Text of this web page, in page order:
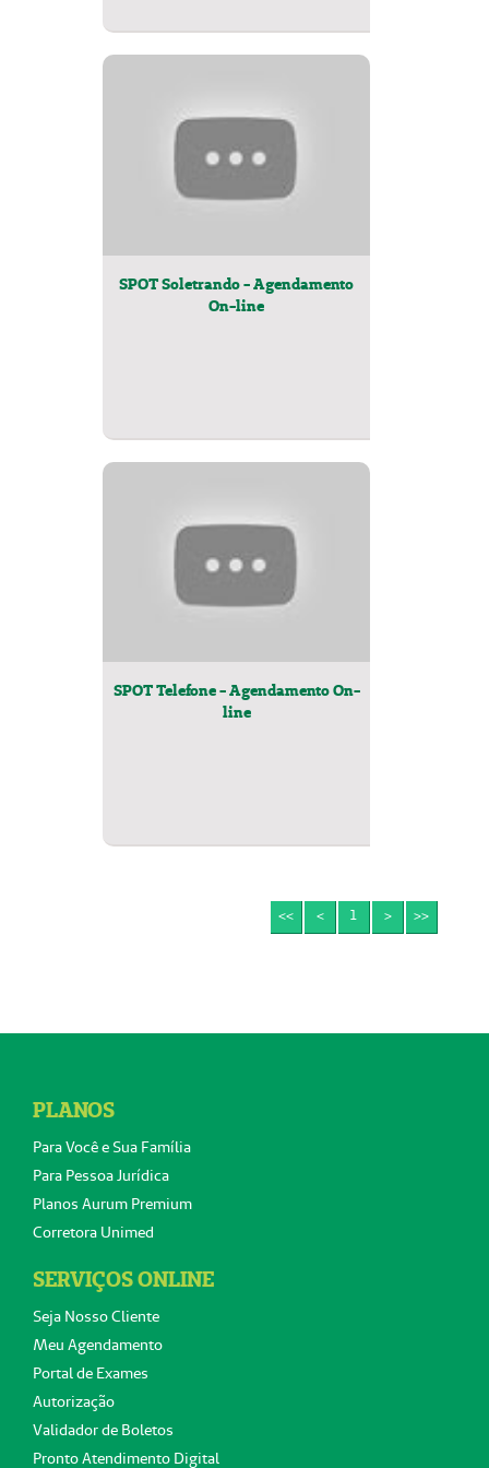
SPOT Soletrando - Agendamento
On-line
SPOT Telefone - Agendamento On-
line
<< < 1 > >>
PLANOS
Para Você e Sua Família
Para Pessoa Jurídica
Planos Aurum Premium
Corretora Unimed
SERVIÇOS ONLINE
Seja Nosso Cliente
Meu Agendamento
Portal de Exames
Autorização
Validador de Boletos
Pronto Atendimento Digital